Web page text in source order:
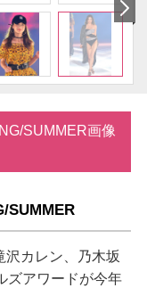
SUMMER画像
SUMMER
沢カレン、乃木坂
ズアワードが今年